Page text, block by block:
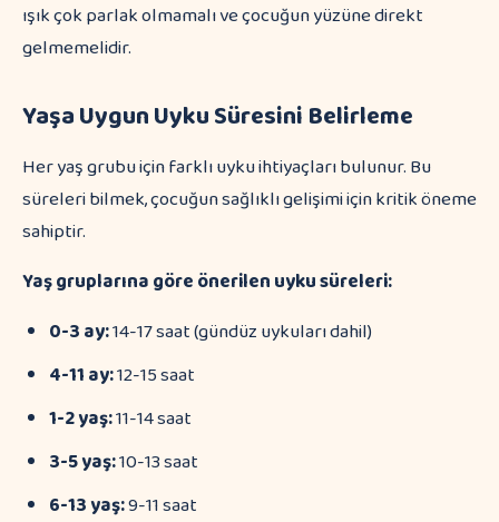
ışık çok parlak olmamalı ve çocuğun yüzüne direkt
gelmemelidir.
Yaşa Uygun Uyku Süresini Belirleme
Her yaş grubu için farklı uyku ihtiyaçları bulunur. Bu
süreleri bilmek, çocuğun sağlıklı gelişimi için kritik öneme
sahiptir.
Yaş gruplarına göre önerilen uyku süreleri:
0-3 ay:14-17 saat (gündüz uykuları dahil)
4-11 ay:12-15 saat
1-2 yaş:11-14 saat
3-5 yaş:10-13 saat
6-13 yaş:9-11 saat